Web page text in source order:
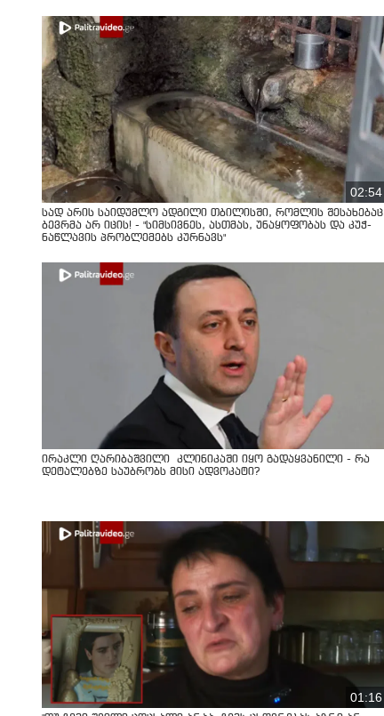
02:54
სად არის საიდუმლო ადგილი თბილისში, რომლის შესახებაც
ბევრმა არ იცის! - "სიმსივნეს, ასთმას, უნაყოფობას და კუჭ-
ნაწლავის პრობლემებს კურნავს"
ირაკლი ღარიბაშვილი კლინიკაში იყო გადაყვანილი - რა
დეტალებზე საუბრობს მისი ადვოკატი?
01:16